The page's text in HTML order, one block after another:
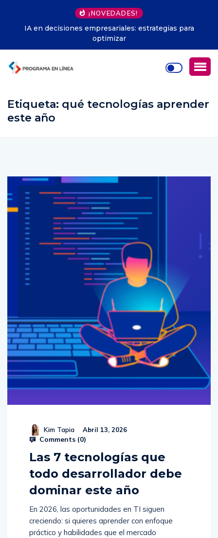
¡NOVEDADES!
Herramientas microservicios Java: fundamentos
esenciales
Etiqueta: qué tecnologías aprender
este año
Kim Tapia Abril 13, 2026
Comments (0)
Las 7 tecnologías que
todo desarrollador debe
dominar este año
En 2026, las oportunidades en TI siguen
creciendo: si quieres aprender con enfoque
práctico y habilidades que el mercado